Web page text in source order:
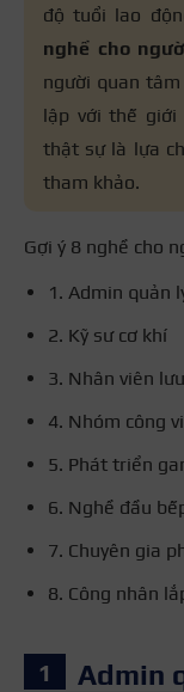
độ tuổi lao
nghề cho
người quan
lập với thế giới
thật sự là lựa
tham khảo.
Gợi ý 8 nghề cho
1. Admin quản
2. Kỹ sư cơ khí
3. Nhân viên
4. Nhóm công
5. Phát triển
6. Nghề đầu
7. Chuyên gia
8. Công nhân
Admin